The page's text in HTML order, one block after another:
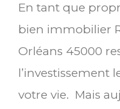
En tant que
bien immobilier
Orléans 45000
l’investissement
votre vie. Mais